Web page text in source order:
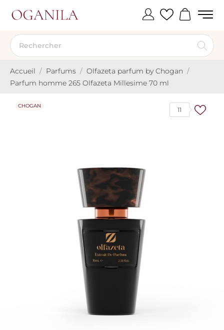
Accueil Parfums
Olfazeta parfum by Chogan
Parfum homme 265 Olfazeta Millesime 70 ml
11
CHOGAN